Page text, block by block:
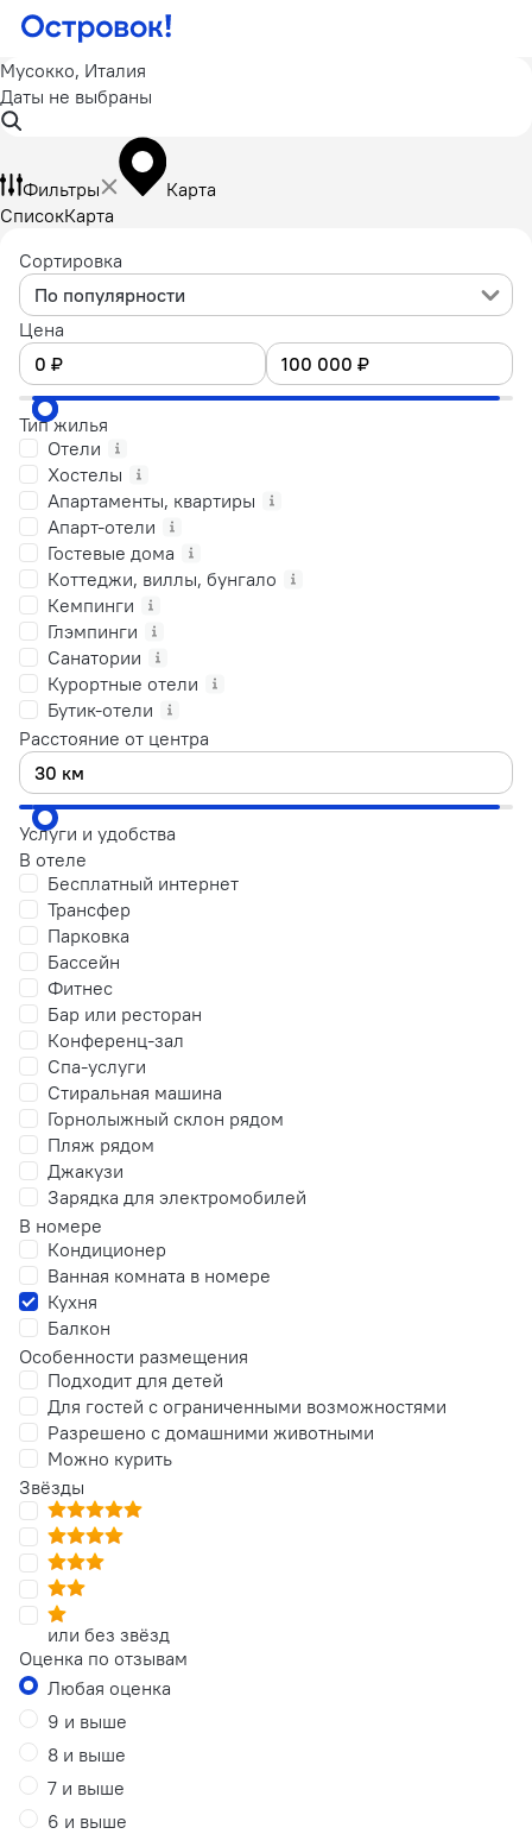
Мусокко, Италия
Даты не выбраны
Фильтры
Карта
СписокКарта
Сортировка
По популярности
Цена
Тип жилья
Отели
Хостелы
Апартаменты, квартиры
Апарт-отели
Гостевые дома
Коттеджи, виллы, бунгало
Кемпинги
Глэмпинги
Санатории
Курортные отели
Бутик-отели
Расстояние от центра
Услуги и удобства
В отеле
Бесплатный интернет
Трансфер
Парковка
Бассейн
Фитнес
Бар или ресторан
Конференц-зал
Спа-услуги
Стиральная машина
Горнолыжный склон рядом
Пляж рядом
Джакузи
Зарядка для электромобилей
В номере
Кондиционер
Ванная комната в номере
Кухня
Балкон
Особенности размещения
Подходит для детей
Для гостей с ограниченными возможностями
Разрешено с домашними животными
Можно курить
Звёзды
или без звёзд
Оценка по отзывам
Любая оценка
9 и выше
8 и выше
7 и выше
6 и выше